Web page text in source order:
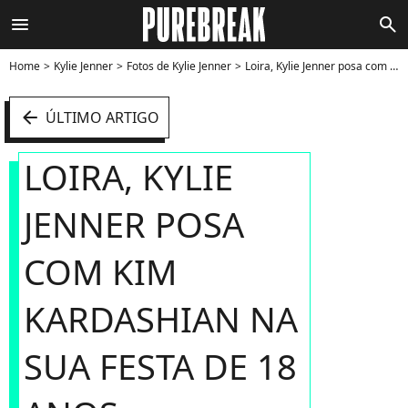
menu search
Home Kylie Jenner Fotos de Kylie Jenner Loira, Kylie Jenner posa com Kim Kardashian na sua festa de 18 anos - Foto
arrow_left ÚLTIMO ARTIGO
LOIRA, KYLIE
JENNER POSA
COM KIM
KARDASHIAN NA
SUA FESTA DE 18